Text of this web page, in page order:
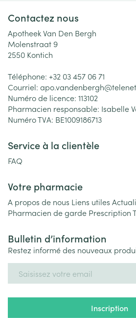
Contactez nous
Apotheek Van Den Bergh
Molenstraat 9
2550 Kontich
Téléphone: +32 03 457 06 71
Courriel: apo.vandenbergh@
Numéro de licence: 113102
Pharmacien responsable: Isabelle
Numéro TVA: BE1009186713
Service à la clientèle
FAQ
Votre pharmacie
A propos de nous Liens utiles
Pharmacien de garde Prescription
Bulletin d’information
Restez informé des nouveaux
Inscription